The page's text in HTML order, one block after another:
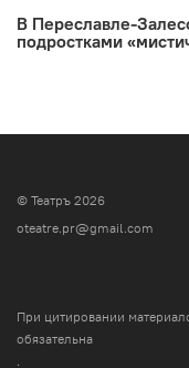
В Переславле-
подростками
© Театръ 2026
oteatre.pr@gmail.com
При цитировании
обязательна
.